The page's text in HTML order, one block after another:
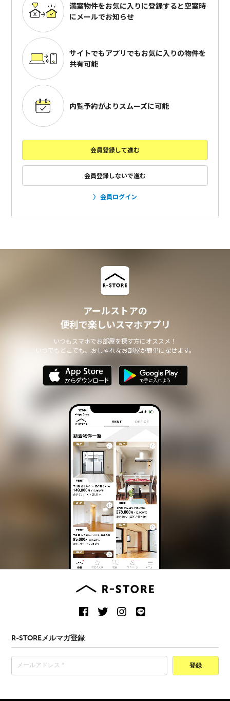
満室物件をお気に入りに登録すると空室時
にメールでお知らせ
サイトでもアプリでもお気に入りの物件を
共有可能
内覧予約がよりスムーズに可能
会員登録して進む
会員登録しないで進む
会員ログイン
アールストアの
便利で楽しいスマホアプリ
いつもスマホでお部屋を探す方にオススメ！
いつでもどこでも、おしゃれなお部屋が簡単に探せます。
R-STOREメルマガ登録
登録